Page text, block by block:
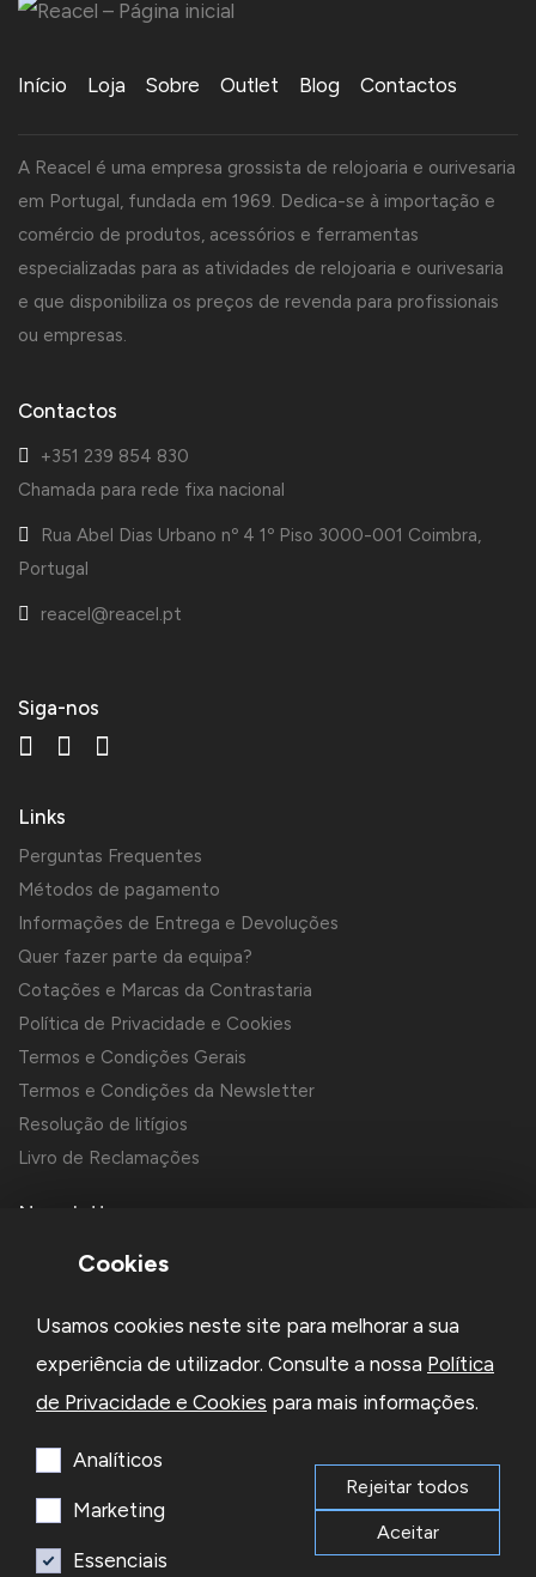
Início Loja Sobre Outlet Blog Contactos
A Reacel é uma empresa grossista de relojoaria e ourivesaria
em Portugal, fundada em 1969. Dedica-se à importação e
comércio de produtos, acessórios e ferramentas
especializadas para as atividades de relojoaria e ourivesaria
e que disponibiliza os preços de revenda para profissionais
ou empresas.
Contactos
+351 239 854 830
Chamada para rede fixa nacional
Rua Abel Dias Urbano nº 4 1º Piso 3000-001 Coimbra,
Portugal
reacel@reacel.pt
Siga-nos
Links
Perguntas Frequentes
Métodos de pagamento
Informações de Entrega e Devoluções
Quer fazer parte da equipa?
Cotações e Marcas da Contrastaria
Política de Privacidade e Cookies
Termos e Condições Gerais
Termos e Condições da Newsletter
Resolução de litígios
Livro de Reclamações
Newsletter
Li e aceito aPolítica de Privacidadee os Termos e Condições
Subscrever
Cookies
Usamos cookies neste site para melhorar a sua
experiência de utilizador. Consulte a nossa Política
de Privacidade e Cookies para mais informações.
Analíticos
Marketing
Essenciais
Rejeitar todos
Aceitar